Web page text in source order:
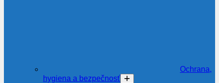
Ochrana,
hygiena a bezpečnosť